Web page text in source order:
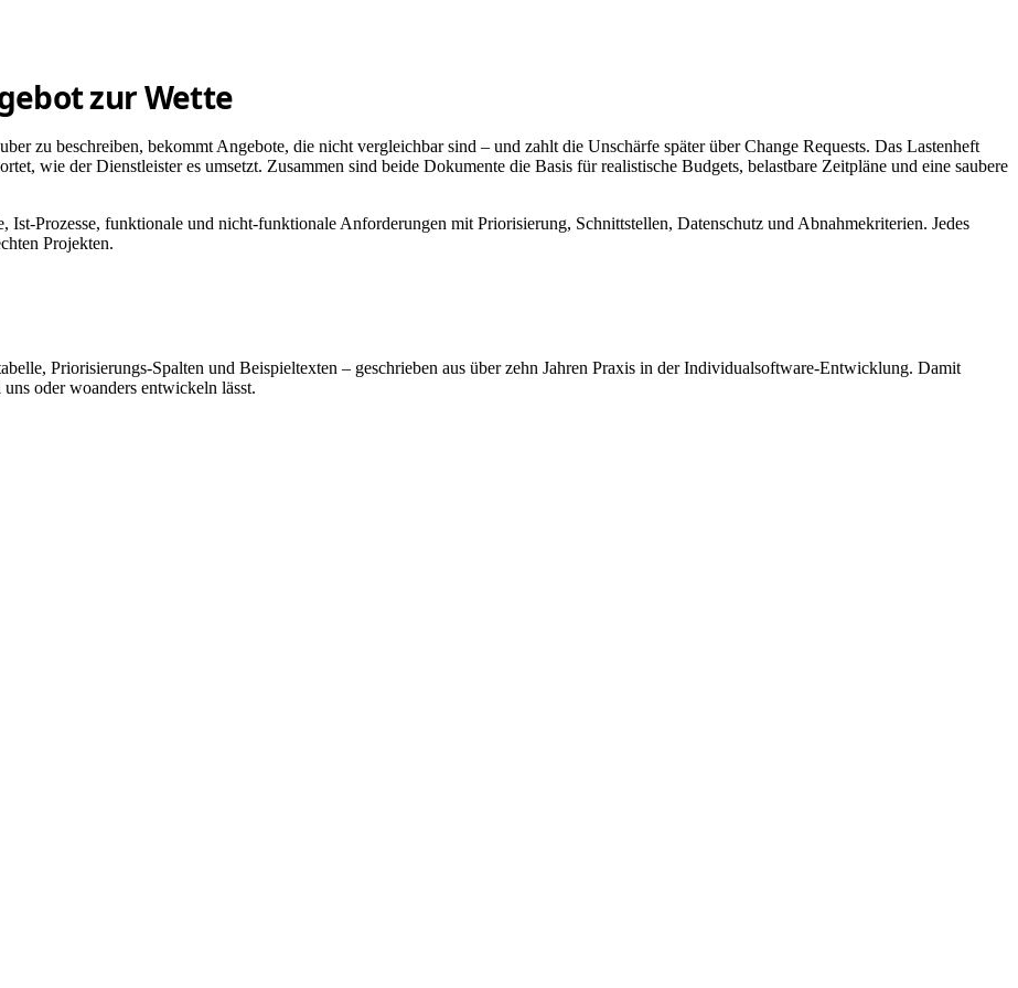
zur Wette
zu beschreiben, bekommt Angebote, die nicht vergleichbar sind – und zahlt die Unschärfe später über Change Requests. Das Lastenheft
wie der Dienstleister es umsetzt. Zusammen sind beide Dokumente die Basis für realistische Budgets, belastbare Zeitpläne und eine saubere
Prozesse, funktionale und nicht-funktionale Anforderungen mit Priorisierung, Schnittstellen, Datenschutz und Abnahmekriterien. Jedes
Projekten.
Priorisierungs-Spalten und Beispieltexten – geschrieben aus über zehn Jahren Praxis in der Individualsoftware-Entwicklung. Damit
oder woanders entwickeln lässt.